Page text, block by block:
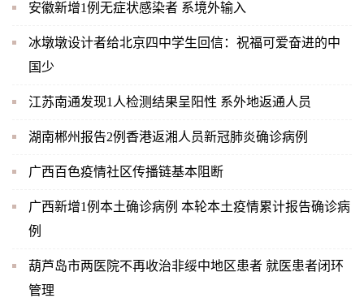
安徽新增1例无症状感染者 系境外输入
冰墩墩设计者给北京四中学生回信：祝福可爱奋进的中
国少
江苏南通发现1人检测结果呈阳性 系外地返通人员
湖南郴州报告2例香港返湘人员新冠肺炎确诊病例
广西百色疫情社区传播链基本阻断
广西新增1例本土确诊病例 本轮本土疫情累计报告确诊病
例
葫芦岛市两医院不再收治非绥中地区患者 就医患者闭环
管理